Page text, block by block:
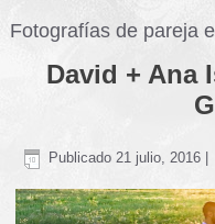
Fotografías de pareja
David + Ana
Publicado 21 julio, 2016